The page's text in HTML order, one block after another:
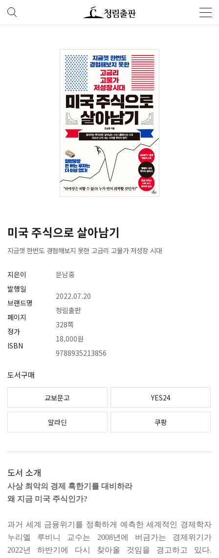
미국 주식으로 살아남기
지금껏 한번도 경험해보지 못한 고금리 고물가 저성장 시대
지은이
발행일
브랜드명
페이지
정가
ISBN
문남중
2022.07.20
청림출판
328쪽
18,000원
9788935213856
도서구매
교보문고 YES24
알라딘 쿠팡
도서 소개
사상 최악의 경제 혹한기를 대비하라
왜 지금 미국 주식인가?
과거 세계 금융위기를 정확하게 예측한 세계적인 경제학자
누리엘 루비니 교수는 2008년에 버금가는 경제위기가
2022년 하반기에 다시 찾아올 것임을 경고하고 있다.